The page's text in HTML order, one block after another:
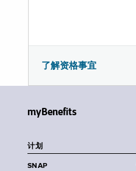
了解资格事宜
myBenefits
计划
SNAP